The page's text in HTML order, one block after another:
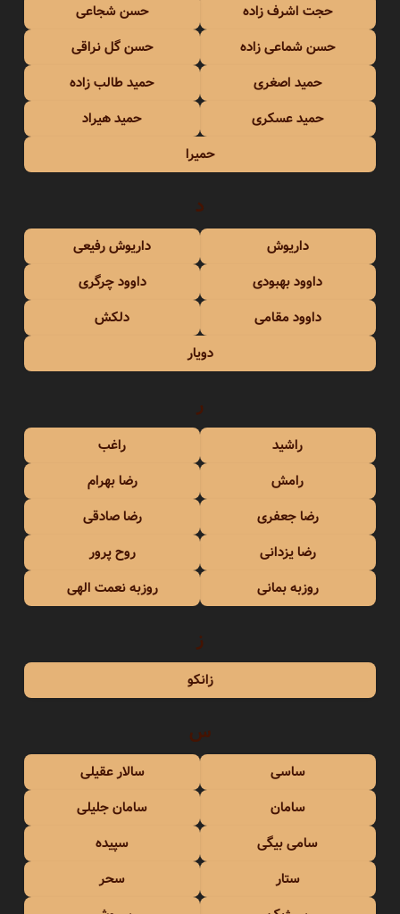
حجت اشرف زاده
حسن شجاعی
حسن شماعی زاده
حسن گل نراقی
حمید اصغری
حمید طالب زاده
حمید عسکری
حمید هیراد
حمیرا
د
داریوش
داریوش رفیعی
داوود بهبودی
داوود چرگری
داوود مقامی
دلکش
دویار
ر
راشید
راغب
رامش
رضا بهرام
رضا جعفری
رضا صادقی
رضا یزدانی
روح پرور
روزبه بمانی
روزبه نعمت الهی
ز
زانکو
س
ساسی
سالار عقیلی
سامان
سامان جلیلی
سامی بیگی
سپیده
ستار
سحر